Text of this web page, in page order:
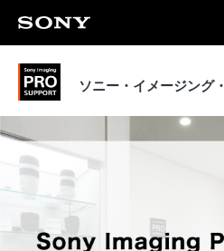
ソニー・イメージング・